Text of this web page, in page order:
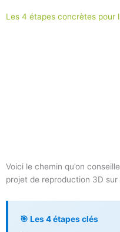
Les 4 étapes concrètes pour
Voici le chemin qu’on
projet de reproduction 3D
🎯 Les 4 étapes clés